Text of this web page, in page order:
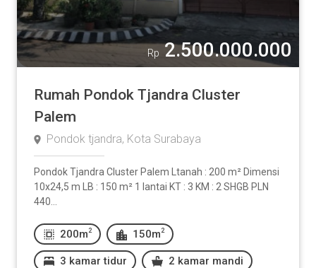
Rp 2.500.000.000
Rumah Pondok Tjandra Cluster
Palem
Pondok tjandra, Kota Surabaya
Pondok Tjandra Cluster Palem Ltanah : 200 m² Dimensi
10x24,5 m LB : 150 m² 1 lantai KT : 3 KM : 2 SHGB PLN
440...
200m 2 150m 2
3 kamar tidur 2 kamar mandi